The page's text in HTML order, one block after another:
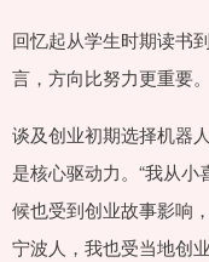
回忆起从学生时期读书
言，方向比努力更重要。
谈及创业初期选择机器
是核心驱动力。“我从
候也受到创业故事影响
宁波人，我也受当地创